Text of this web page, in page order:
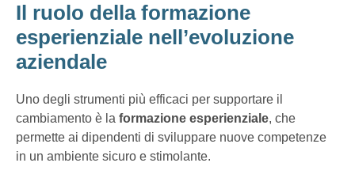
Il ruolo della formazione
esperienziale nell’evoluzione
aziendale
Uno degli strumenti più efficaci per supportare il
cambiamento è la formazione esperienziale, che
permette ai dipendenti di sviluppare nuove competenze
in un ambiente sicuro e stimolante.